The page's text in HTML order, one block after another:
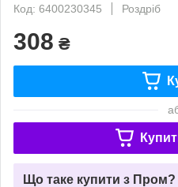
Код: 6400230345
Роздріб
308 ₴
Що таке купити з Пром?